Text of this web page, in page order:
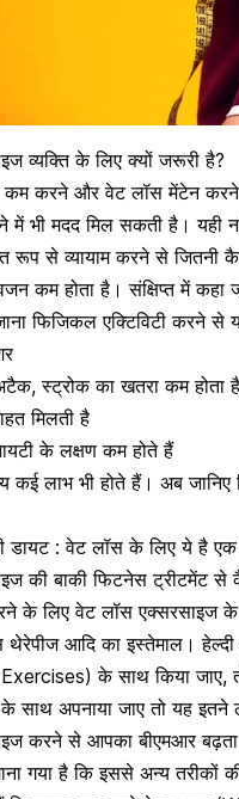
व्यक्ति के लिए क्यों जरूरी है?
करने और वेट लॉस मेंटेन करने
भी मदद मिल सकती है। यही
रूप से व्यायाम करने से जितनी
कम होता है। संक्षिप्त में
फिजिकल एक्टिविटी करने से
अटैक, स्ट्रोक का खतरा कम होता है
मिलती है
के लक्षण कम होते हैं
कई लाभ भी होते हैं। अब
डायट : वेट लॉस के लिए ये है
की बाकी फिटनेस ट्रीटमेंट
के लिए वेट लॉस एक्सरसाइज के
थेरेपीज आदि का इस्तेमाल।
के साथ किया जाए,
साथ अपनाया जाए तो यह इतने
करने से आपका बीएमआर
गया है कि इससे अन्य तरीकों